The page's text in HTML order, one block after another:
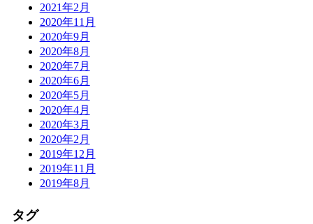
2021年2月
2020年11月
2020年9月
2020年8月
2020年7月
2020年6月
2020年5月
2020年4月
2020年3月
2020年2月
2019年12月
2019年11月
2019年8月
タグ